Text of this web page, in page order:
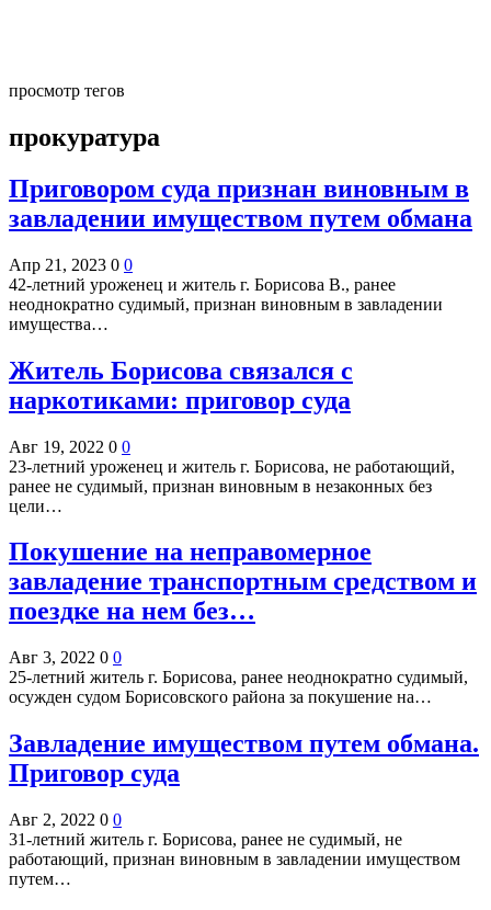
просмотр тегов
прокуратура
Приговором суда признан виновным в
завладении имуществом путем обмана
Апр 21, 2023 0 0
42-летний уроженец и житель г. Борисова В., ранее
неоднократно судимый, признан виновным в завладении
имущества…
Житель Борисова связался с
наркотиками: приговор суда
Авг 19, 2022 0 0
23-летний уроженец и житель г. Борисова, не работающий,
ранее не судимый, признан виновным в незаконных без
цели…
Покушение на неправомерное
завладение транспортным средством и
поездке на нем без…
Авг 3, 2022 0 0
25-летний житель г. Борисова, ранее неоднократно судимый,
осужден судом Борисовского района за покушение на…
Завладение имуществом путем обмана.
Приговор суда
Авг 2, 2022 0 0
31-летний житель г. Борисова, ранее не судимый, не
работающий, признан виновным в завладении имуществом
путем…